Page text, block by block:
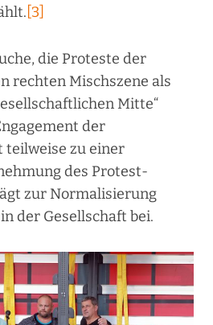
[3]
die Proteste der
rechten Mischszene als
Mitte“
der
zu einer
des Protest-
zur Normalisierung
der Gesellschaft bei.